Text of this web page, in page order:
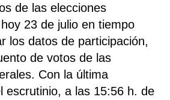
de las elecciones
23 de julio en tiempo
los datos de participación,
de votos de las
Con la última
escrutinio, a las 15:56 h. de